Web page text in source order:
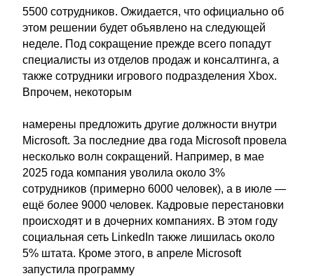
5500 сотрудников. Ожидается, что официально об
этом решении будет объявлено на следующей
неделе. Под сокращение прежде всего попадут
специалисты из отделов продаж и консалтинга, а
также сотрудники игрового подразделения Xbox.
Впрочем, некоторым
намерены предложить другие должности внутри
Microsoft. За последние два года Microsoft провела
несколько волн сокращений. Например, в мае
2025 года компания уволила около 3%
сотрудников (примерно 6000 человек), а в июле —
ещё более 9000 человек. Кадровые перестановки
происходят и в дочерних компаниях. В этом году
социальная сеть LinkedIn также лишилась около
5% штата. Кроме этого, в апреле Microsoft
запустила программу